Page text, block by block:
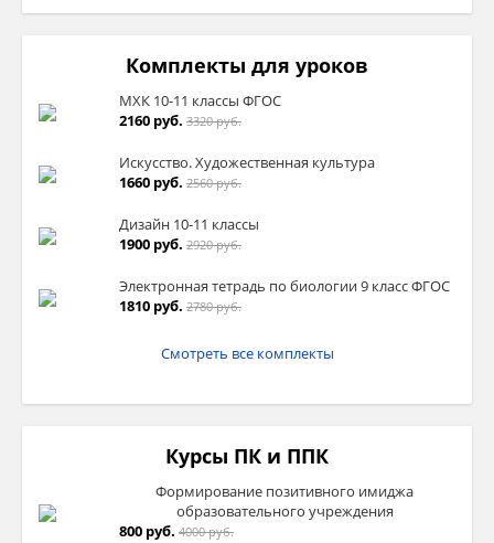
Комплекты для уроков
МХК 10-11 классы ФГОС
2160 руб. 3320 руб.
Искусство. Художественная культура
1660 руб. 2560 руб.
Дизайн 10-11 классы
1900 руб. 2920 руб.
Электронная тетрадь по биологии 9 класс ФГОС
1810 руб. 2780 руб.
Смотреть все комплекты
Курсы ПК и ППК
Формирование позитивного имиджа
образовательного учреждения
800 руб. 4000 руб.